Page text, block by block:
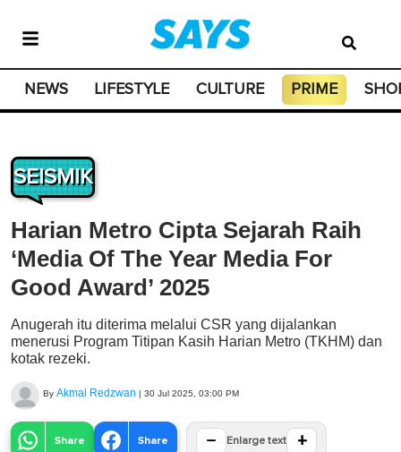
NEWS LIFESTYLE CULTURE PRIME
SEISMIK
Harian Metro Cipta Sejarah Raih
‘Media Of The Year Media For
Good Award’ 2025
Anugerah itu diterima melalui CSR yang dijalankan
menerusi Program Titipan Kasih Harian Metro (TKHM) dan
kotak rezeki.
By Akmal Redzwan | 30 Jul 2025, 03:00 PM
Share Share − Enlarge text +